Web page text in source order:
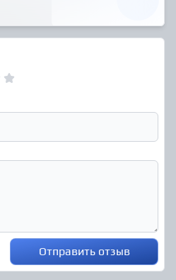
Отправить отзыв